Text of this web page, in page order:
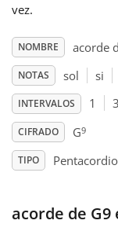
English
Français
vez.
NOMBRE acorde
NOTAS sol si
INTERVALOS 1 3
CIFRADO G9
TIPO
acorde de